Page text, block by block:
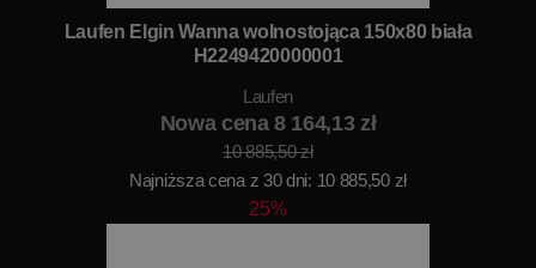
Laufen Elgin Wanna wolnostojąca 150x80 biała
H2249420000001
Laufen
Nowa cena 8 164,13 zł
10 885,50 zł
Najniższa cena z 30 dni: 10 885,50 zł
25%